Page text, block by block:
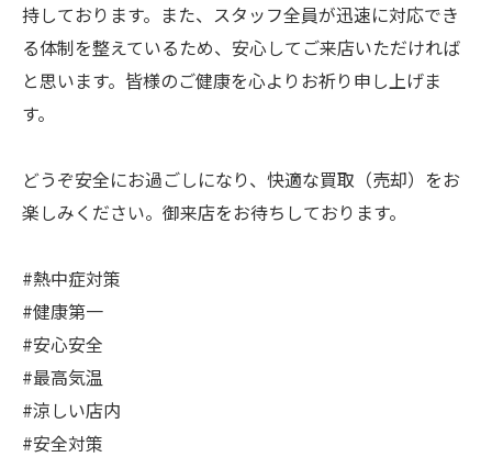
持しております。また、スタッフ全員が迅速に対応でき
る体制を整えているため、安心してご来店いただければ
と思います。皆様のご健康を心よりお祈り申し上げま
す。
どうぞ安全にお過ごしになり、快適な買取（売却）をお
楽しみください。御来店をお待ちしております。
#熱中症対策
#健康第一
#安心安全
#最高気温
#涼しい店内
#安全対策